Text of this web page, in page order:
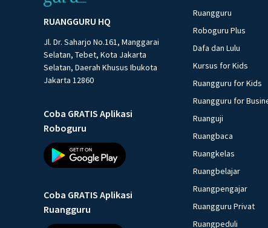
RUANGGURU HQ
Jl. Dr. Saharjo No.161, Manggarai
Selatan, Tebet, Kota Jakarta
Selatan, Daerah Khusus Ibukota
Jakarta 12860
Coba GRATIS Aplikasi
Roboguru
Coba GRATIS Aplikasi
Ruangguru
Ruangguru
Roboguru Plus
Dafa dan Lulu
Kursus for Kids
Ruangguru for Kids
Ruangguru for
Ruanguji
Ruangbaca
Ruangkelas
Ruangbelajar
Ruangpengajar
Ruangguru Privat
Ruangpeduli